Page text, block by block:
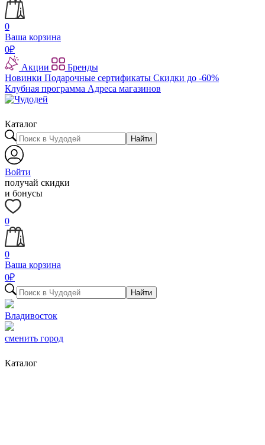
0
Ваша корзина
0₽
Акции
Бренды
Новинки Подарочные сертификаты Скидки до -60%
Клубная программа Адреса магазинов
Каталог
Найти
Войти
получай скидки
и бонусы
0
0
Ваша корзина
0₽
Найти
Владивосток
сменить город
Каталог